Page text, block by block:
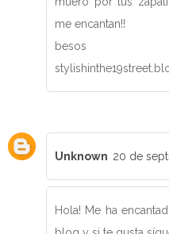
me encantan!!
besos
Unknown 20 de
Hola! Me ha